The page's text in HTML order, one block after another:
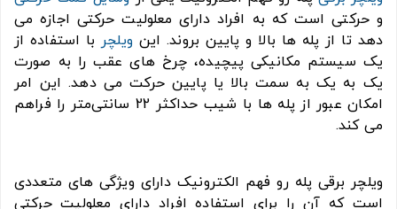
و حرکتی است که به افراد دارای معلولیت حرکتی اجازه می
دهد تا از پله ها بالا و پایین بروند. این ویلچر با استفاده از
یک سیستم مکانیکی پیچیده، چرخ های عقب را به صورت
یک به یک به سمت بالا یا پایین حرکت می دهد. این امر
امکان عبور از پله ها با شیب حداکثر 22 سانتی‌متر را فراهم
می کند.
ویلچر برقی پله رو فهم الکترونیک دارای ویژگی های متعددی
است که آن را برای استفاده افراد دارای معلولیت حرکتی